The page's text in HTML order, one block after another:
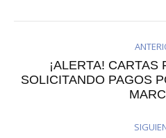
¡ALERTA! CARTAS
SOLICITANDO PAGOS